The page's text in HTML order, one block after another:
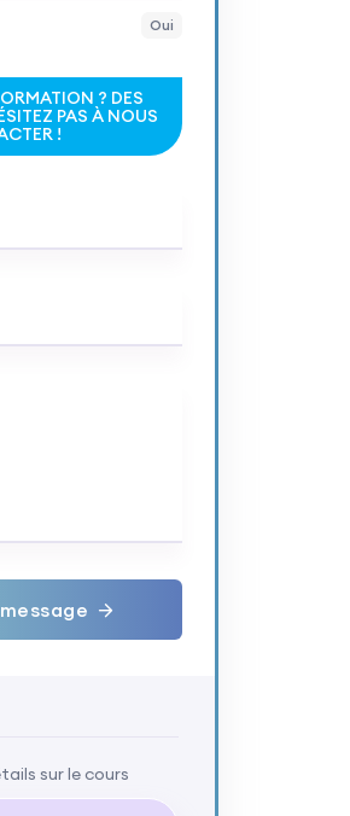
Oui
? DES
PAS À NOUS
!
sur le cours